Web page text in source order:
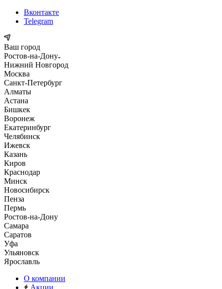
Вконтакте
Telegram
Ваш город
Ростов-на-Дону
Нижний Новгород
Москва
Санкт-Петербург
Алматы
Астана
Бишкек
Воронеж
Екатеринбург
Челябинск
Ижевск
Казань
Киров
Краснодар
Минск
Новосибирск
Пенза
Пермь
Ростов-на-Дону
Самара
Саратов
Уфа
Ульяновск
Ярославль
О компании
Акции